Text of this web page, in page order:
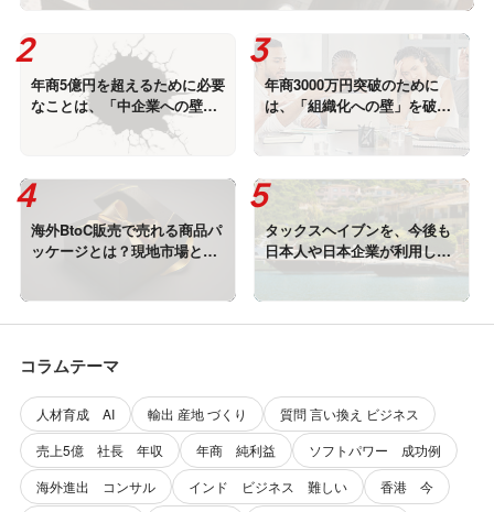
年商5億円を超えるために必要
なことは、「中企業への壁」
を破ること！
年商3000万円突破のために
は、「組織化への壁」を破
れ！
海外BtoC販売で売れる商品パ
ッケージとは？現地市場と消
費者に選ばれるデザイン戦略
タックスヘイブンを、今後も
日本人や日本企業が利用し続
コラムテーマ
人材育成 AI 輸出 産地 づくり
質問 言い換え ビジネス
売上5億 社長 年収
年商 純利益
ソフトパワー 成功例
海外進出 コンサル
インド ビジネス 難しい
香港 今